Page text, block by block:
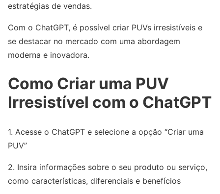
estratégias de vendas.
Com o ChatGPT, é possível criar PUVs irresistíveis e
se destacar no mercado com uma abordagem
moderna e inovadora.
Como Criar uma PUV
Irresistível com o ChatGPT
1. Acesse o ChatGPT e selecione a opção “Criar uma
PUV”
2. Insira informações sobre o seu produto ou serviço,
como características, diferenciais e benefícios